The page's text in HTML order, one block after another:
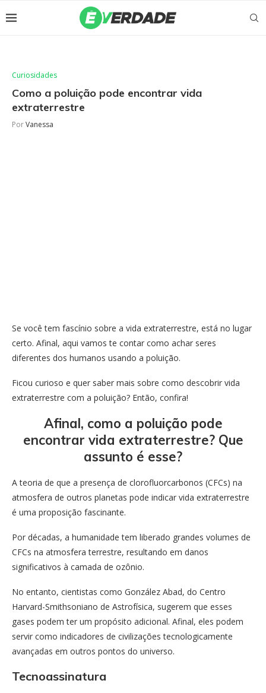
Curiosidades
Como a poluição pode encontrar vida
extraterrestre
PorVanessa
Se você tem fascínio sobre a vida extraterrestre, está no lugar
certo. Afinal, aqui vamos te contar como achar seres
diferentes dos humanos usando a poluição.
Ficou curioso e quer saber mais sobre como descobrir vida
extraterrestre com a poluição? Então, confira!
Afinal, como a poluição pode
encontrar vida extraterrestre? Que
assunto é esse?
A teoria de que a presença de clorofluorcarbonos (CFCs) na
atmosfera de outros planetas pode indicar vida extraterrestre
é uma proposição fascinante.
Por décadas, a humanidade tem liberado grandes volumes de
CFCs na atmosfera terrestre, resultando em danos
significativos à camada de ozônio.
No entanto, cientistas como González Abad, do Centro
Harvard-Smithsoniano de Astrofísica, sugerem que esses
gases podem ter um propósito adicional. Afinal, eles podem
servir como indicadores de civilizações tecnologicamente
avançadas em outros pontos do universo.
Tecnoassinatura